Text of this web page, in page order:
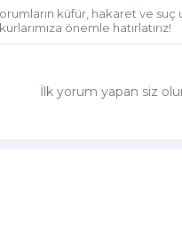
küfür, hakaret ve
önemle hatırlatırız!
İlk yorum yapan siz